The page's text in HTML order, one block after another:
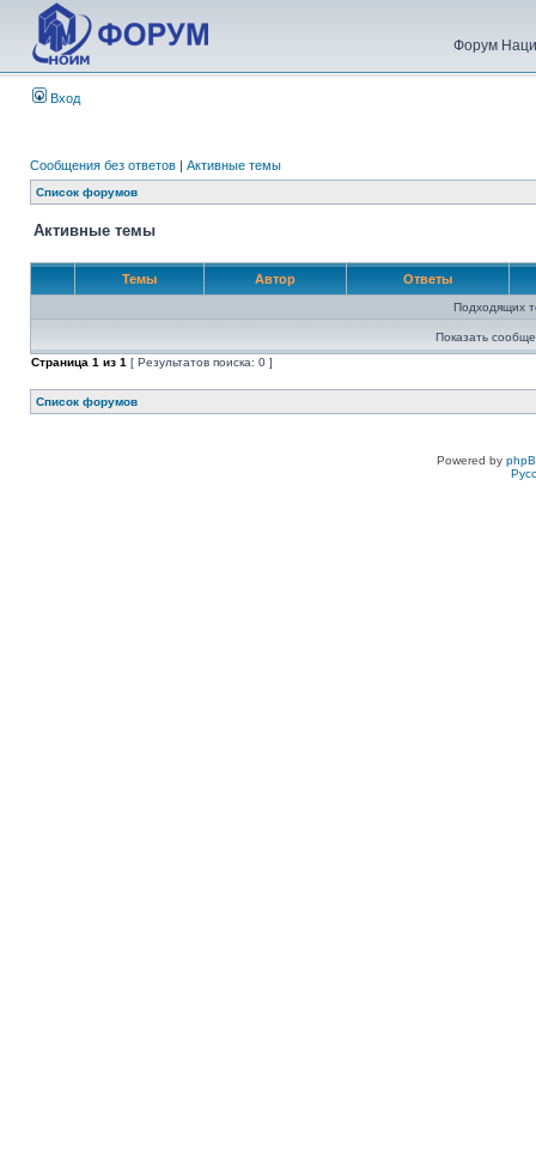
Форум
Вход
Сообщения без ответов | Активные темы
Список форумов
Активные темы
Темы Автор Ответы
Подходящих
Показать
Страница 1 из 1 [ Результатов поиска: 0 ]
Список форумов
Powered by